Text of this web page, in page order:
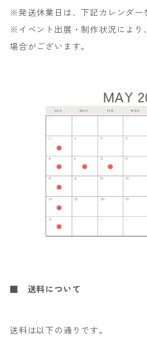
※発送休業日は、下記カレンダー
※イベント出展・制作状況により
場合がございます。
■ 送料について
送料は以下の通りです。